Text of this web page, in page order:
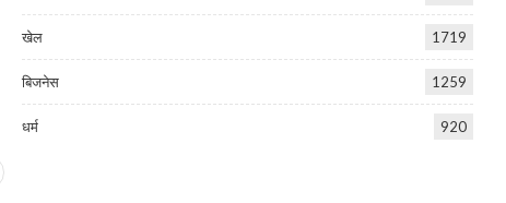
खेल 1719
बिजनेस 1259
धर्म 920